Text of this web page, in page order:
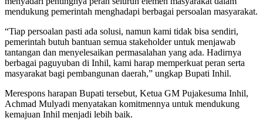
mendukung pemerintah menghadapi berbagai persoalan masyarakat.
“Tiap persoalan pasti ada solusi, namun kami tidak bisa sendiri,
pemerintah butuh bantuan semua stakeholder untuk menjawab
tantangan dan menyelesaikan permasalahan yang ada. Hadirnya
berbagai paguyuban di Inhil, kami harap memperkuat peran serta
masyarakat bagi pembangunan daerah,” ungkap Bupati Inhil.
Merespons harapan Bupati tersebut, Ketua GM Pujakesuma Inhil,
Achmad Mulyadi menyatakan komitmennya untuk mendukung
kemajuan Inhil menjadi lebih baik.